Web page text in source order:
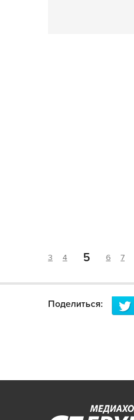
3 4 5 6 7
Поделиться: